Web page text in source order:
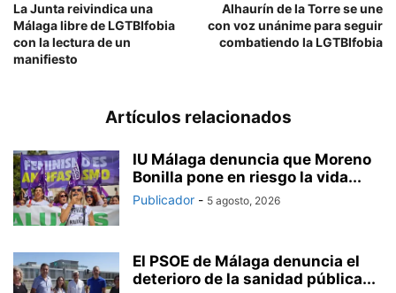
La Junta reivindica una
Málaga libre de LGTBIfobia
con la lectura de un
manifiesto
Alhaurín de la Torre se une
con voz unánime para seguir
combatiendo la LGTBIfobia
Artículos relacionados
IU Málaga denuncia que Moreno
Bonilla pone en riesgo la vida...
Publicador - 5 agosto, 2026
El PSOE de Málaga denuncia el
deterioro de la sanidad pública...